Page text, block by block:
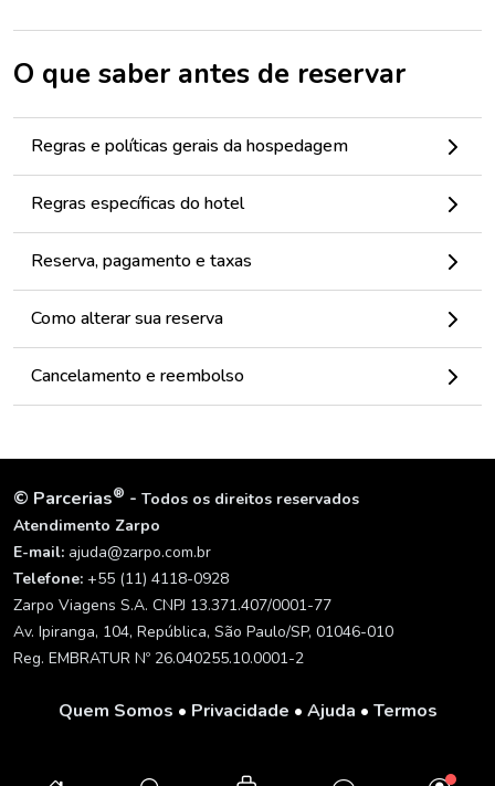
O que saber antes de reservar
Regras e políticas gerais da hospedagem
Regras específicas do hotel
Reserva, pagamento e taxas
Como alterar sua reserva
Cancelamento e reembolso
© Parcerias® - Todos os direitos reservados
Atendimento Zarpo
E-mail: ajuda@zarpo.com.br
Telefone: +55 (11) 4118-0928
Zarpo Viagens S.A. CNPJ 13.371.407/0001-77
Av. Ipiranga, 104, República, São Paulo/SP, 01046-010
Reg. EMBRATUR Nº 26.040255.10.0001-2
Quem Somos • Privacidade • Ajuda • Termos